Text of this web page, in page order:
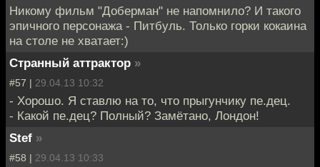
Никому фильм "Доберман" не напомнило? И такого
эпичного персонажа - Питбуль. Только горки кокаина
на столе не хватает:)
Странный аттрактор »
#57 | 29.04.13 10:32
- Хорошо. Я ставлю на то, что прыгунчику пе.дец.
- Какой пе.дец? Полный? Замётано, Лондон!
Stef »
#58 | 29.04.13 10:33